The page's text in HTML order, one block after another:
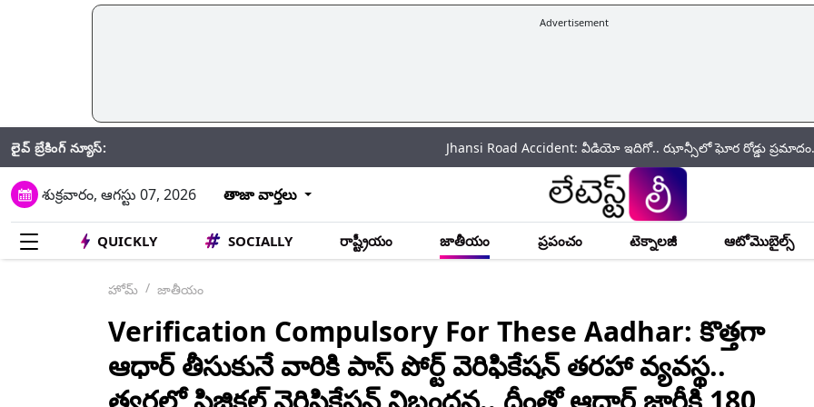
Advertisement
లైవ్ బ్రేకింగ్ న్యూస్: Jhansi Road Accident: వీడియో ఇదిగో.. ఝాన్సీలో ఘోర రోడ్డు ప్రమాదం.. మాఫియా
శుక్రవారం, ఆగస్టు 07, 2026 తాజా వార్తలు
QUICKLY SOCIALLY రాష్ట్రీయం జాతీయం ప్రపంచం టెక్నాలజీ ఆటోమొబైల్స్
హోమ్ జాతీయం
Verification Compulsory For These Aadhar: కొత్తగా
ఆధార్ తీసుకునే వారికి పాస్‌ పోర్ట్ వెరిఫికేషన్ తరహా వ్యవస్థ..